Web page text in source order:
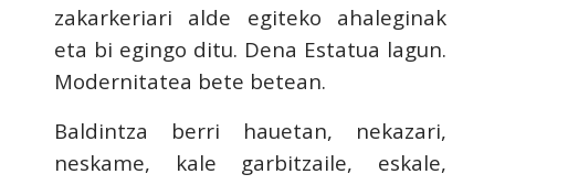
zakarkeriari alde egiteko ahaleginak
eta bi egingo ditu. Dena Estatua lagun.
Modernitatea bete betean.
Baldintza berri hauetan, nekazari,
neskame, kale garbitzaile, eskale,